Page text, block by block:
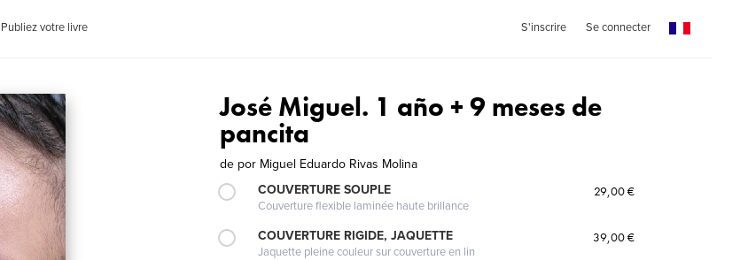
Publiez votre livre S'inscrire Se connecter
José Miguel. 1 año + 9 meses de
pancita
de por Miguel Eduardo Rivas Molina
COUVERTURE SOUPLE
Couverture flexible laminée haute brillance
29,00 €
COUVERTURE RIGIDE, JAQUETTE
Jaquette pleine couleur sur couverture en lin
39,00 €